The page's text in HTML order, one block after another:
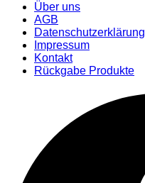
Über uns
AGB
Datenschutzerklärung
Impressum
Kontakt
Rückgabe Produkte